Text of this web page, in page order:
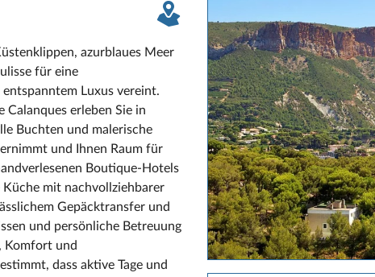
azurblaues Meer
für eine
Luxus vereint.
erleben Sie in
Buchten und malerische
und Ihnen Raum für
Boutique‑Hotels
mit nachvollziehbarer
Gepäcktransfer und
und persönliche Betreuung
Komfort und
dass aktive Tage und